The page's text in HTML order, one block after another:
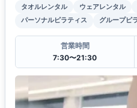
タオルレンタル ウェアレンタル
パーソナルピラティス
グループピ
営業時間
7:30〜21:30